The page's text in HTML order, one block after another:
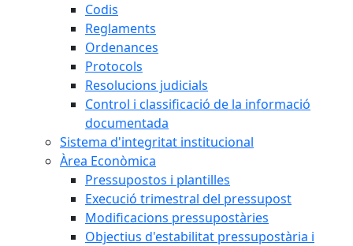
Codis
Reglaments
Ordenances
Protocols
Resolucions judicials
Control i classificació de la informació
documentada
Sistema d'integritat institucional
Àrea Econòmica
Pressupostos i plantilles
Execució trimestral del pressupost
Modificacions pressupostàries
Objectius d'estabilitat pressupostària i